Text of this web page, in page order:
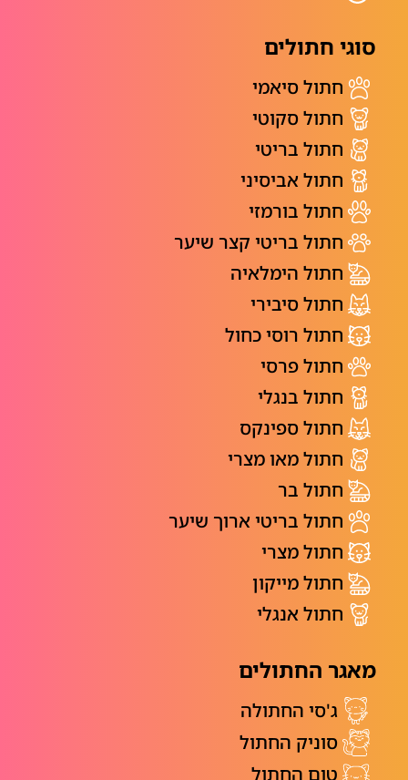
סוגי חתולים
חתול סיאמי
חתול סקוטי
חתול בריטי
חתול אביסיני
חתול בורמזי
חתול בריטי קצר שיער
חתול הימלאיה
חתול סיבירי
חתול רוסי כחול
חתול פרסי
חתול בנגלי
חתול ספינקס
חתול מאו מצרי
חתול בר
חתול בריטי ארוך שיער
חתול מצרי
חתול מייקון
חתול אנגלי
מאגר החתולים
ג'סי החתולה
סוניק החתול
טום החתול